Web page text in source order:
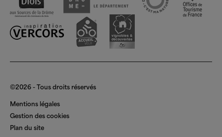
©2026 - Tous droits réservés
Mentions légales
Gestion des cookies
Plan du site